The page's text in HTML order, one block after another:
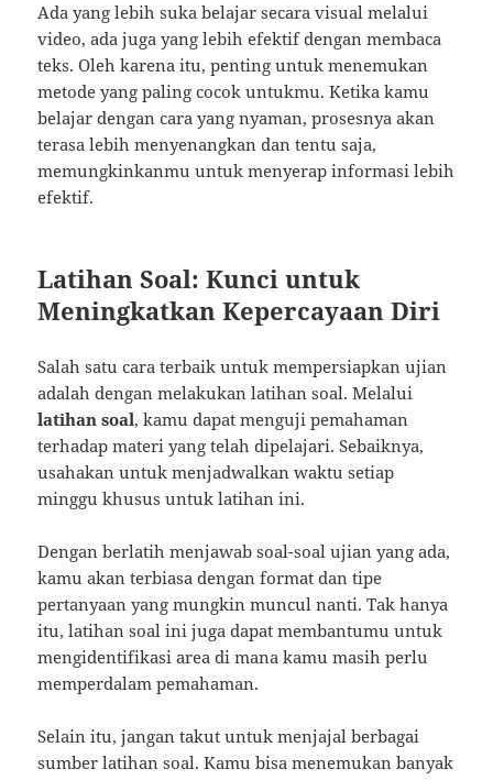
Ada yang lebih suka belajar secara visual melalui
video, ada juga yang lebih efektif dengan membaca
teks. Oleh karena itu, penting untuk menemukan
metode yang paling cocok untukmu. Ketika kamu
belajar dengan cara yang nyaman, prosesnya akan
terasa lebih menyenangkan dan tentu saja,
memungkinkanmu untuk menyerap informasi lebih
efektif.
Latihan Soal: Kunci untuk
Meningkatkan Kepercayaan Diri
Salah satu cara terbaik untuk mempersiapkan ujian
adalah dengan melakukan latihan soal. Melalui
latihan soal, kamu dapat menguji pemahaman
terhadap materi yang telah dipelajari. Sebaiknya,
usahakan untuk menjadwalkan waktu setiap
minggu khusus untuk latihan ini.
Dengan berlatih menjawab soal-soal ujian yang ada,
kamu akan terbiasa dengan format dan tipe
pertanyaan yang mungkin muncul nanti. Tak hanya
itu, latihan soal ini juga dapat membantumu untuk
mengidentifikasi area di mana kamu masih perlu
memperdalam pemahaman.
Selain itu, jangan takut untuk menjajal berbagai
sumber latihan soal. Kamu bisa menemukan banyak